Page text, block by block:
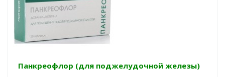
Панкреофлор (для поджелудочной железы)